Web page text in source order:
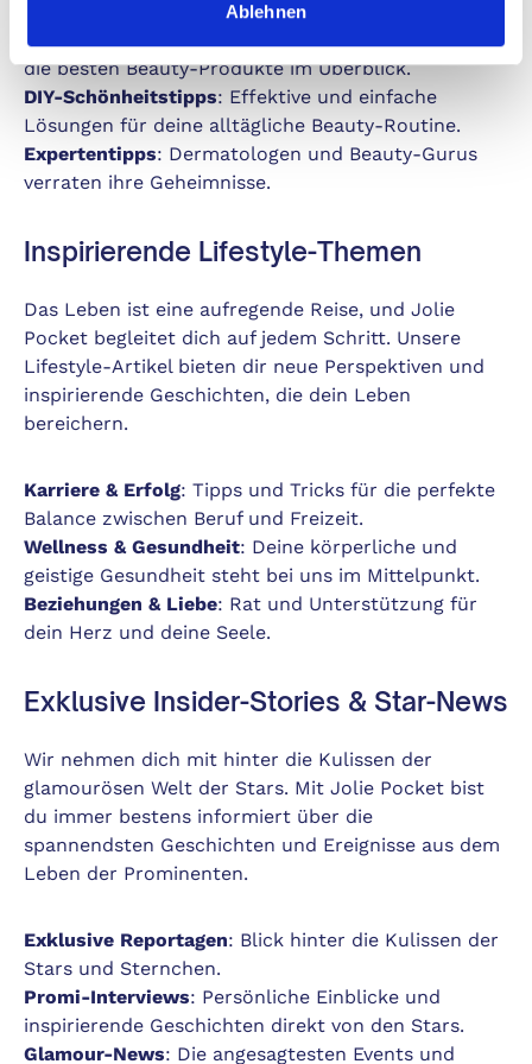
Ablehnen
Produkt-Reviews
: Getestet und für gut befunden –
die besten Beauty-Produkte im Überblick.
DIY-Schönheitstipps: Effektive und einfache
Lösungen für deine alltägliche Beauty-Routine.
Expertentipps: Dermatologen und Beauty-Gurus
verraten ihre Geheimnisse.
Inspirierende Lifestyle-Themen
Das Leben ist eine aufregende Reise, und Jolie
Pocket begleitet dich auf jedem Schritt. Unsere
Lifestyle-Artikel bieten dir neue Perspektiven und
inspirierende Geschichten, die dein Leben
bereichern.
Karriere & Erfolg: Tipps und Tricks für die perfekte
Balance zwischen Beruf und Freizeit.
Wellness & Gesundheit: Deine körperliche und
geistige Gesundheit steht bei uns im Mittelpunkt.
Beziehungen & Liebe: Rat und Unterstützung für
dein Herz und deine Seele.
Exklusive Insider-Stories & Star-News
Wir nehmen dich mit hinter die Kulissen der
glamourösen Welt der Stars. Mit Jolie Pocket bist
du immer bestens informiert über die
spannendsten Geschichten und Ereignisse aus dem
Leben der Prominenten.
Exklusive Reportagen: Blick hinter die Kulissen der
Stars und Sternchen.
Promi-Interviews: Persönliche Einblicke und
inspirierende Geschichten direkt von den Stars.
Glamour-News: Die angesagtesten Events und